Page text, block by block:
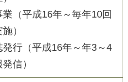
業（平成16年～毎年10回
）
発行（平成16年～年3～4
信）